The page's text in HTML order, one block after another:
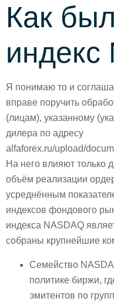
Как
индекс
Я понимаю то и
вправе поручить
(лицам), указанному
дилера по адресу
alfaforex.ru/upload/
На него влияют только
объём реализации
усреднённым
индексов фондового
индекса NASDAQ
собраны крупнейшие
Семейство
политике биржи,
эмитентов по